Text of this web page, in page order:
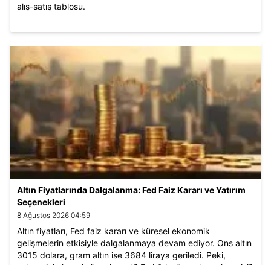
alış-satış tablosu.
Altın Fiyatlarında Dalgalanma: Fed Faiz Kararı ve Yatırım
Seçenekleri
8 Ağustos 2026 04:59
Altın fiyatları, Fed faiz kararı ve küresel ekonomik
gelişmelerin etkisiyle dalgalanmaya devam ediyor. Ons altın
3015 dolara, gram altın ise 3684 liraya geriledi. Peki,